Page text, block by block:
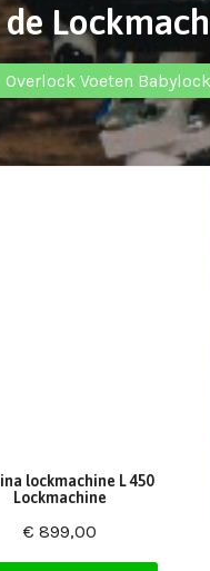
Overlock Voeten Babylock
lockmachine L 450
Lockmachine
€ 899,00